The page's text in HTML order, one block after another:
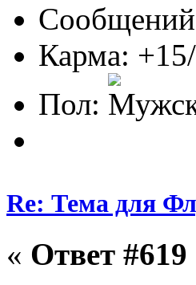
Карма:
Пол:
Re: Тема для
« Ответ #619